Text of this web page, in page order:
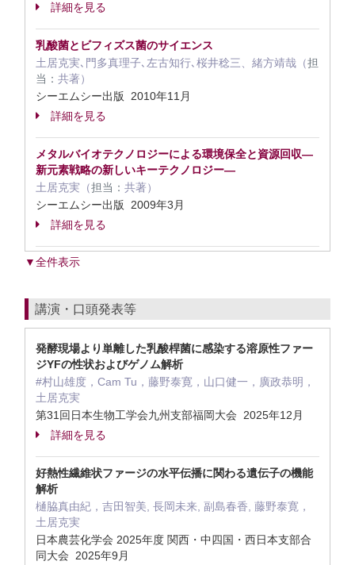
詳細を見る
乳酸菌とビフィズス菌のサイエンス
土居克実､門多真理子､左古知行､桜井稔三、緒方靖哉（担
当： 共著）
シーエムシー出版 2010年11月
詳細を見る
メタルバイオテクノロジーによる環境保全と資源回収—
新元素戦略の新しいキーテクノロジー—
土居克実（担当： 共著）
シーエムシー出版 2009年3月
詳細を見る
▼全件表示
講演・口頭発表等
発酵現場より単離した乳酸桿菌に感染する溶原性ファー
ジYFの性状およびゲノム解析
#村山雄度，Cam Tu，藤野泰寛，山口健一，廣政恭明，
土居克実
第31回日本生物工学会九州支部福岡大会 2025年12月
詳細を見る
好熱性繊維状ファージの水平伝播に関わる遺伝子の機能
解析
樋脇真由紀，吉田智美, 長岡未来, 副島春香, 藤野泰寛，
土居克実
日本農芸化学会 2025年度 関西・中四国・西日本支部合
同大会 2025年9月